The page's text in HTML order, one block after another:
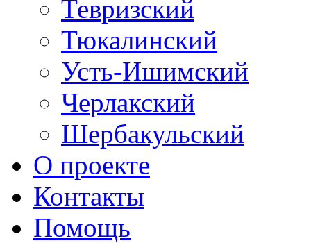
Тевризский
Тюкалинский
Усть-Ишимский
Черлакский
Шербакульский
О проекте
Контакты
Помощь